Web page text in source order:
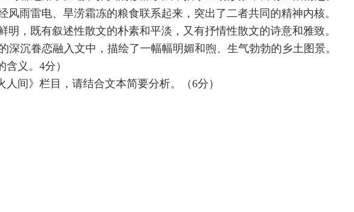
雨雷电、旱涝霜冻的粮食联系起来，突出了二者共同的精神内核。
明，既有叙述性散文的朴素和平淡，又有抒情性散文的诗意和雅致。
深沉眷恋融入文中，描绘了一幅幅明媚和煦、生气勃勃的乡土图景。
义。4分）
间》栏目，请结合文本简要分析。（6分）